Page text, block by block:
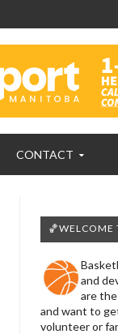
CONTACT
🏀WELCOME
and
are
and want to
volunteer or